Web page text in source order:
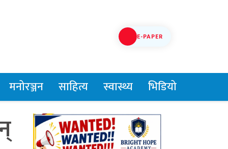
E-PAPER
मनोरञ्जन साहित्य स्वास्थ्य भिडियो